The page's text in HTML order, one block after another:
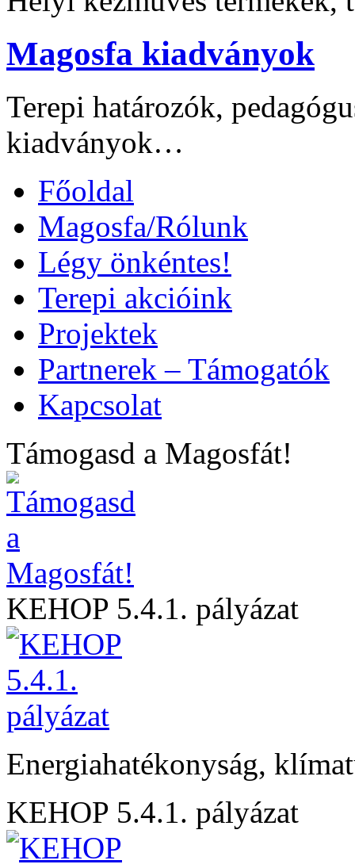
Magosfa kiadványok
Terepi határozók,
kiadványok…
Főoldal
Magosfa/Rólunk
Légy önkéntes!
Terepi akcióink
Projektek
Partnerek – Támogatók
Kapcsolat
Támogasd a Magosfát!
KEHOP 5.4.1. pályázat
Energiahatékonyság,
KEHOP 5.4.1. pályázat